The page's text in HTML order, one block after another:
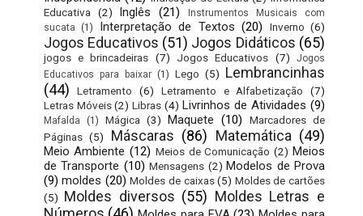
Educativa
(2) Inglês (21)
Instrumentos Musicais com
sucata
(1) Interpretação de Textos (20) Inverno (6)
Jogos Educativos (51) Jogos Didáticos (65)
jogos e brincadeiras (7) Jogos Educativos (7)
Jogos
Educativos para baixar (1) Lego (5) Lembrancinhas
(44)
Letramento (6) Letramento e Alfabetização
(7)
Letras Móveis (2) Libras (4) Livrinhos de Atividades (9)
Mafalda (1) Mágica (3) Maquete (10)
Marcadores de
Páginas (5) Máscaras (86) Matemática (49)
Meio Ambiente (12) Meios de Comunicação (2) Meios
de Transporte (10) Mensagens (2) Modelos de Prova
(9) moldes (20) Moldes de caixas (5) Moldes de cartões
(5) Moldes diversos (55) Moldes Letras e